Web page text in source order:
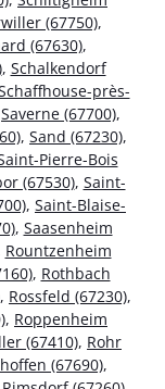
(67750),
(67630),
, Schalkendorf
près-
Saverne (67700),
, Sand (67230),
Pierre-Bois
(67530), Saint-
, Saint-Blaise-
, Saasenheim
Rountzenheim
, Rothbach
, Rossfeld (67230),
, Roppenheim
(67410), Rohr
(67690),